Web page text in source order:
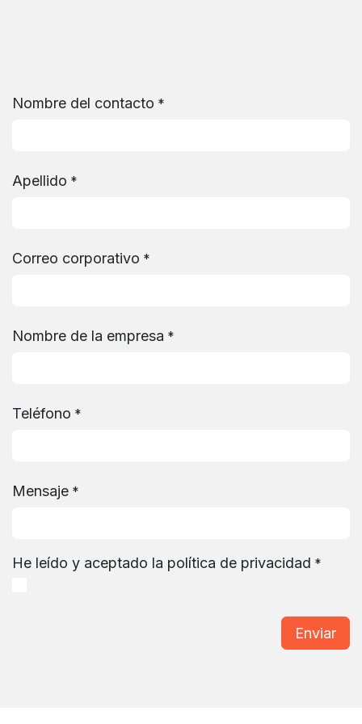
Nombre del contacto *
Apellido *
Correo corporativo *
Nombre de la empresa *
Teléfono *
Mensaje *
He leído y aceptado la política de privacidad *
Enviar